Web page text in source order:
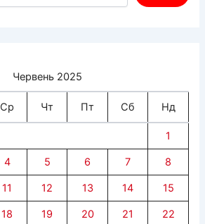
Червень 2025
Ср Чт Пт Сб Нд
1
4 5 6 7 8
11 12 13 14 15
18 19 20 21 22